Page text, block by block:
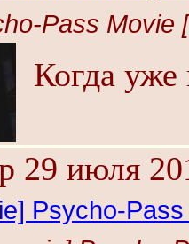
Pass Movie
Когда уже
29 июля
Psycho-